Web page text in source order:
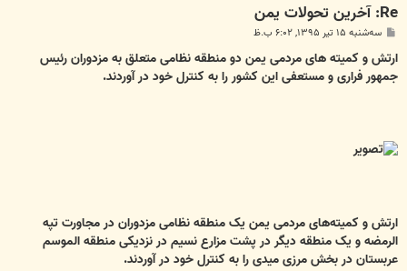
Re: آخرین تحولات یمن
پ
ت
سه‌شنبه ۱۵ تیر ۱۳۹۵, ۶:۰۲ ب.ظ
ارتش و کمیته های مردمی یمن دو منطقه نظامی متعلق به مزدوران رئیس
جمهور فراری و مستعفی این کشور را به کنترل خود در آوردند.
ارتش و کمیته‌های مردمی یمن یک منطقه نظامی مزدوران در مجاورت تپه
الرمضه و یک منطقه دیگر در پشت مزارع نسیم در نزدیکی منطقه الموسم
عربستان در بخش مرزی میدی را به کنترل خود در آوردند.